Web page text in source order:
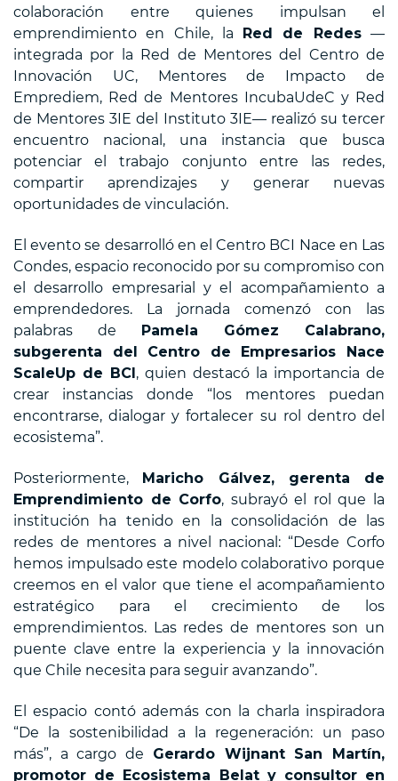
colaboración entre quienes impulsan el
emprendimiento en Chile, la Red de Redes—
integrada por la Red de Mentores del Centro de
Innovación UC, Mentores de Impacto de
Emprediem, Red de Mentores IncubaUdeC y Red
de Mentores 3IE del Instituto 3IE— realizó su tercer
encuentro nacional, una instancia que busca
potenciar el trabajo conjunto entre las redes,
compartir aprendizajes y generar nuevas
oportunidades de vinculación.
El evento se desarrolló en el Centro BCI Nace en Las
Condes, espacio reconocido por su compromiso con
el desarrollo empresarial y el acompañamiento a
emprendedores. La jornada comenzó con las
palabras de Pamela Gómez Calabrano,
subgerenta del Centro de Empresarios Nace
ScaleUp de BCI, quien destacó la importancia de
crear instancias donde “los mentores puedan
encontrarse, dialogar y fortalecer su rol dentro del
ecosistema”.
Posteriormente, Maricho Gálvez, gerenta de
Emprendimiento de Corfo, subrayó el rol que la
institución ha tenido en la consolidación de las
redes de mentores a nivel nacional: “Desde Corfo
hemos impulsado este modelo colaborativo porque
creemos en el valor que tiene el acompañamiento
estratégico para el crecimiento de los
emprendimientos. Las redes de mentores son un
puente clave entre la experiencia y la innovación
que Chile necesita para seguir avanzando”.
El espacio contó además con la charla inspiradora
“De la sostenibilidad a la regeneración: un paso
más”, a cargo de Gerardo Wijnant San Martín,
promotor de Ecosistema Belat y consultor en